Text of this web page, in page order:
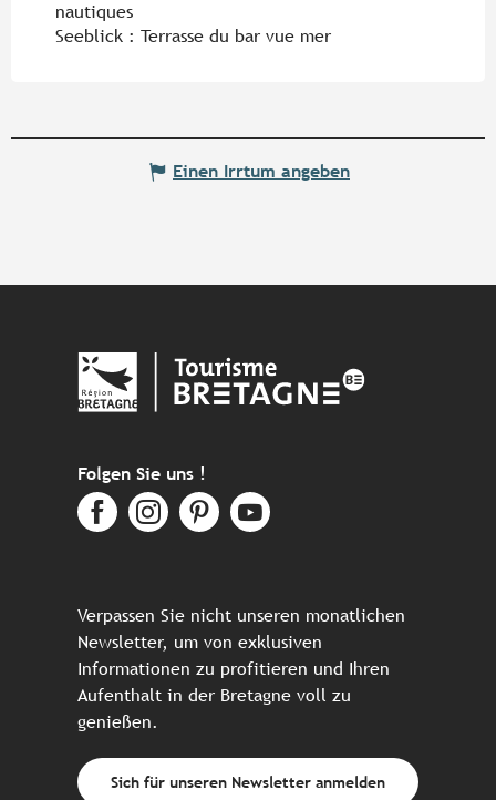
nautiques
Seeblick : Terrasse du bar vue mer
Einen Irrtum angeben
Folgen Sie uns !
Verpassen Sie nicht unseren monatlichen
Newsletter, um von exklusiven
Informationen zu profitieren und Ihren
Aufenthalt in der Bretagne voll zu
genießen.
Sich für unseren Newsletter anmelden